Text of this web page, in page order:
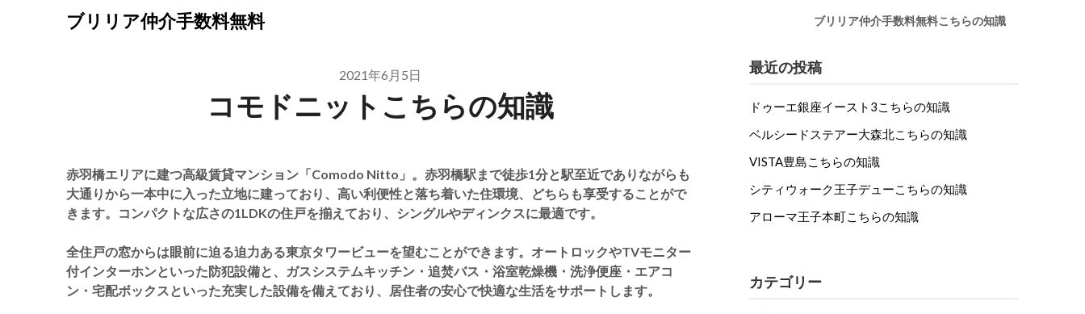
ブリリア仲介手数料無料 ブリリア仲介手数料無料こちらの知識
2021年6月5日
コモドニットこちらの知識
赤羽橋エリアに建つ高級賃貸マンション「Comodo Nitto」。赤羽橋駅まで徒歩1分と駅至近でありながらも
大通りから一本中に入った立地に建っており、高い利便性と落ち着いた住環境、どちらも享受することがで
きます。コンパクトな広さの1LDKの住戸を揃えており、シングルやディンクスに最適です。
全住戸の窓からは眼前に迫る迫力ある東京タワービューを望むことができます。オートロックやTVモニター
付インターホンといった防犯設備と、ガスシステムキッチン・追焚バス・浴室乾燥機・洗浄便座・エアコ
ン・宅配ボックスといった充実した設備を備えており、居住者の安心で快適な生活をサポートします。
最近の投稿
ドゥーエ銀座イースト3こちらの知識
ベルシードステアー大森北こちらの知識
VISTA豊島こちらの知識
シティウォーク王子デューこちらの知識
アローマ王子本町こちらの知識
カテゴリー